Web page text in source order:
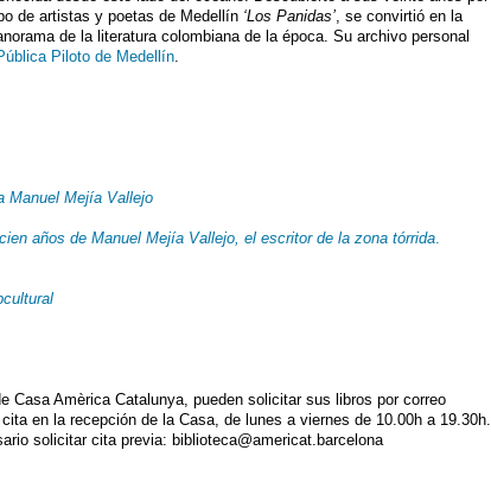
de artistas y poetas de Medellín ‘Los Panidas’, se convirtió en la
de la literatura colombiana de la época. Su archivo personal
Piloto de Medellín.
Manuel Mejía Vallejo
años de Manuel Mejía Vallejo, el escritor de la zona tórrida.
Casa Amèrica Catalunya, pueden solicitar sus libros por correo
en la recepción de la Casa, de lunes a viernes de 10.00h a 19.30h.
solicitar cita previa: biblioteca@americat.barcelona